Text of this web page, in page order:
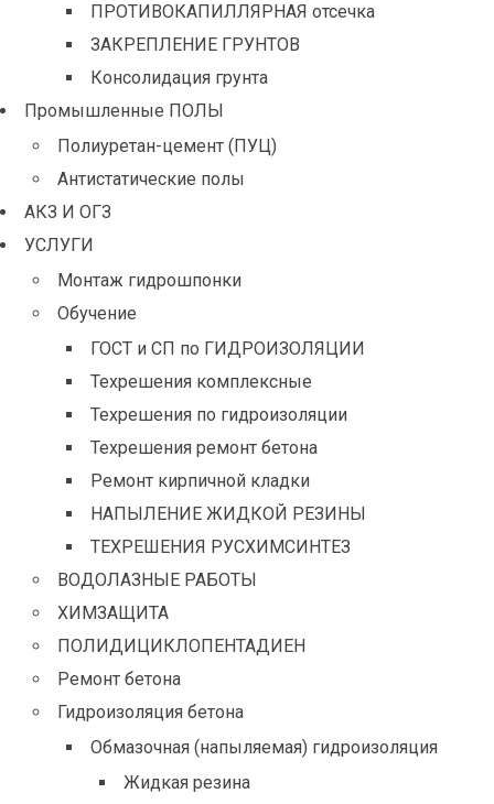
ПРОТИВОКАПИЛЛЯРНАЯ отсечка
ЗАКРЕПЛЕНИЕ ГРУНТОВ
Консолидация грунта
Промышленные ПОЛЫ
Полиуретан-цемент (ПУЦ)
Антистатические полы
АКЗ И ОГЗ
УСЛУГИ
Монтаж гидрошпонки
Обучение
ГОСТ и СП по ГИДРОИЗОЛЯЦИИ
Техрешения комплексные
Техрешения по гидроизоляции
Техрешения ремонт бетона
Ремонт кирпичной кладки
НАПЫЛЕНИЕ ЖИДКОЙ РЕЗИНЫ
ТЕХРЕШЕНИЯ РУСХИМСИНТЕЗ
ВОДОЛАЗНЫЕ РАБОТЫ
ХИМЗАЩИТА
ПОЛИДИЦИКЛОПЕНТАДИЕН
Ремонт бетона
Гидроизоляция бетона
Обмазочная (напыляемая) гидроизоляция
Жидкая резина